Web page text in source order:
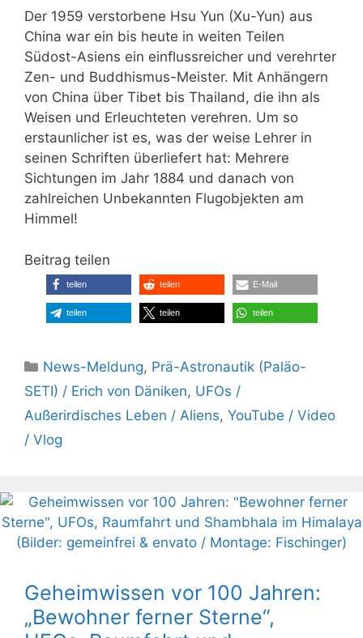
Der 1959 verstorbene Hsu Yun (Xu-Yun) aus
China war ein bis heute in weiten Teilen
Südost-Asiens ein einflussreicher und verehrter
Zen- und Buddhismus-Meister. Mit Anhängern
von China über Tibet bis Thailand, die ihn als
Weisen und Erleuchteten verehren. Um so
erstaunlicher ist es, was der weise Lehrer in
seinen Schriften überliefert hat: Mehrere
Sichtungen im Jahr 1884 und danach von
zahlreichen Unbekannten Flugobjekten am
Himmel!
Beitrag teilen
teilen teilen E-Mail
teilen teilen teilen
Kategorien
News-Meldung, Prä-Astronautik (Paläo-
SETI) / Erich von Däniken, UFOs /
Außerirdisches Leben / Aliens, YouTube / Video
/ Vlog
Geheimwissen vor 100 Jahren:
„Bewohner ferner Sterne“,